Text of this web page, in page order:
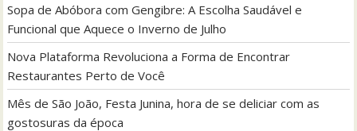
Sopa de Abóbora com Gengibre: A Escolha Saudável e
Funcional que Aquece o Inverno de Julho
Nova Plataforma Revoluciona a Forma de Encontrar
Restaurantes Perto de Você
Mês de São João, Festa Junina, hora de se deliciar com as
gostosuras da época